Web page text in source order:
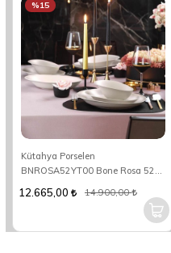
Kütahya Porselen
BNROSA52YT00 Bone Rosa 52
%15
12.665,00 14.900,00